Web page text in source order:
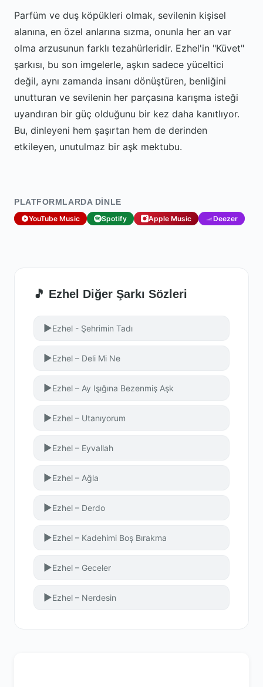
Parfüm ve duş köpükleri olmak, sevilenin kişisel
alanına, en özel anlarına sızma, onunla her an var
olma arzusunun farklı tezahürleridir. Ezhel'in "Küvet"
şarkısı, bu son imgelerle, aşkın sadece yüceltici
değil, aynı zamanda insanı dönüştüren, benliğini
unutturan ve sevilenin her parçasına karışma isteği
uyandıran bir güç olduğunu bir kez daha kanıtlıyor.
Bu, dinleyeni hem şaşırtan hem de derinden
etkileyen, unutulmaz bir aşk mektubu.
PLATFORMLARDA DINLE
YouTube Music Spotify Apple Music Deezer
🎵 Ezhel Diğer Şarkı Sözleri
▶Ezhel - Şehrimin Tadı
▶Ezhel – Deli Mi Ne
▶Ezhel – Ay Işığına Bezenmiş Aşk
▶Ezhel – Utanıyorum
▶Ezhel – Eyvallah
▶Ezhel – Ağla
▶Ezhel – Derdo
▶Ezhel – Kadehimi Boş Bırakma
▶Ezhel – Geceler
▶Ezhel – Nerdesin